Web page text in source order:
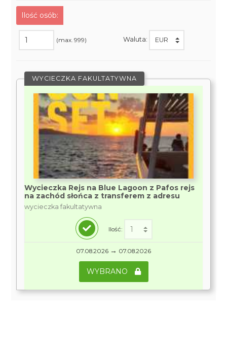
Ilość osób:
(max. 999) Waluta:
WYCIECZKA FAKULTATYWNA
Wycieczka Rejs na Blue Lagoon z Pafos rejs
na zachód słońca z transferem z adresu
wycieczka fakultatywna
Ilość:
07.08.2026 → 07.08.2026
WYBRANO